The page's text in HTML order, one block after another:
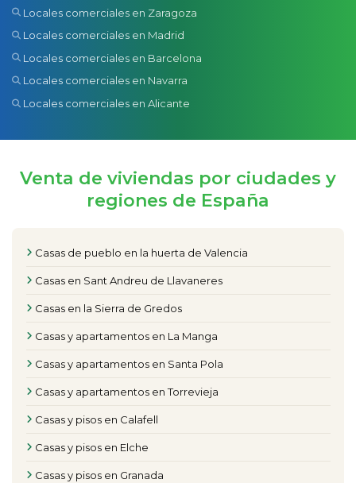
Locales comerciales en Zaragoza
Locales comerciales en Madrid
Locales comerciales en Barcelona
Locales comerciales en Navarra
Locales comerciales en Alicante
Venta de viviendas por ciudades y
regiones de España
Casas de pueblo en la huerta de Valencia
Casas en Sant Andreu de Llavaneres
Casas en la Sierra de Gredos
Casas y apartamentos en La Manga
Casas y apartamentos en Santa Pola
Casas y apartamentos en Torrevieja
Casas y pisos en Calafell
Casas y pisos en Elche
Casas y pisos en Granada